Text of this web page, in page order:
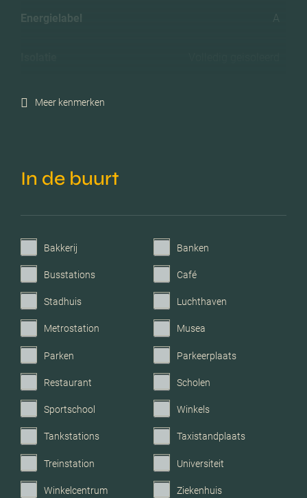
Energielabel A
Verwarming
Parkeerfaciliteiten
Garage
Meer kenmerken
In de buurt
Bakkerij Banken
Busstations Café
Stadhuis Luchthaven
Metrostation Musea
Parken Parkeerplaats
Restaurant Scholen
Sportschool Winkels
Tankstations Taxistandplaats
Treinstation Universiteit
Winkelcentrum Ziekenhuis